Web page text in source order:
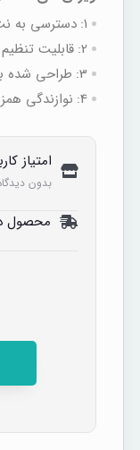
1: دسترسی به
2: قابلیت
3: طراحی شده
4: نوازندگی
امتیاز
بدون
محصول